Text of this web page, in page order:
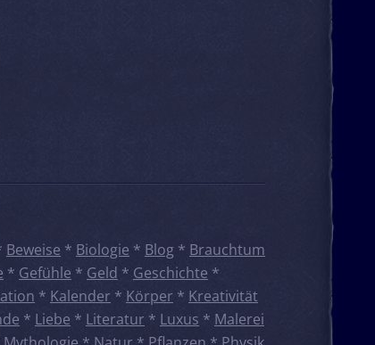
Beweise * Biologie * Blog * Brauchtum
* Gefühle * Geld * Geschichte *
* Kalender * Körper * Kreativität
* Liebe * Literatur * Luxus * Malerei